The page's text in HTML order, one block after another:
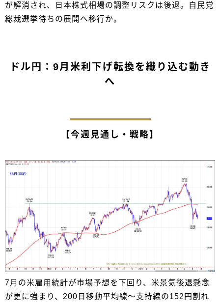
が解消され、日本株式相場の調整リスクは後退。自民党
総裁選挙待ちの展開へ移行か。
ドル円：9月米利下げ転換を織り込む動き
へ
【今週見通し・戦略】
7月の米雇用統計が市場予想を下回り、米景気後退懸念
が更に強まり、200日移動平均線～支持線の152円割れ